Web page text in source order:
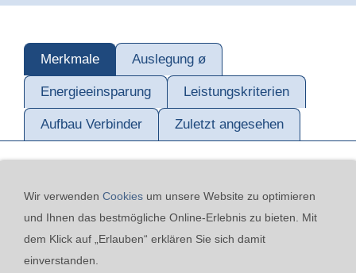
Merkmale Auslegung ø
Energieeinsparung Leistungskriterien
Aufbau Verbinder Zuletzt angesehen
Wir verwenden Cookies um unsere Website zu optimieren
und Ihnen das bestmögliche Online-Erlebnis zu bieten. Mit
dem Klick auf „Erlauben“ erklären Sie sich damit
einverstanden.